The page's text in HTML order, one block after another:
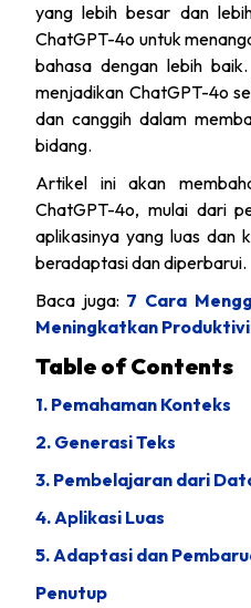
yang lebih besar dan
ChatGPT-4o untuk
bahasa dengan lebih
menjadikan ChatGPT-4o
dan canggih dalam
bidang.
Artikel ini akan
ChatGPT-4o, mulai dari
aplikasinya yang luas dan
beradaptasi dan diperbarui.
Baca juga: 7 Cara
Meningkatkan
Table of Contents
1. Pemahaman Konteks
2. Generasi Teks
3. Pembelajaran dari
4. Aplikasi Luas
5. Adaptasi dan
Penutup